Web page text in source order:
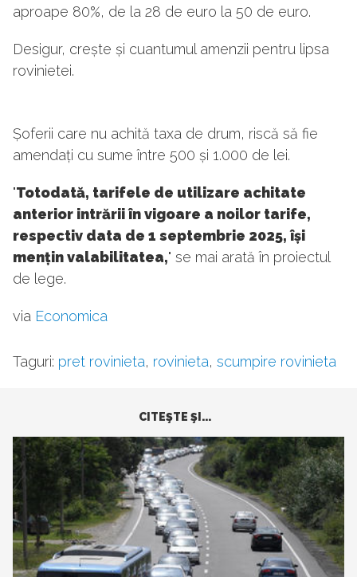
aproape 80%, de la 28 de euro la 50 de euro.
Desigur, crește și cuantumul amenzii pentru lipsa
rovinietei.
Șoferii care nu achită taxa de drum, riscă să fie
amendați cu sume între 500 și 1.000 de lei.
"Totodată, tarifele de utilizare achitate
anterior intrării în vigoare a noilor tarife,
respectiv data de 1 septembrie 2025, își
mențin valabilitatea," se mai arată în proiectul
de lege.
via Economica
Taguri: pret rovinieta, rovinieta, scumpire rovinieta
CITEŞTE ŞI...